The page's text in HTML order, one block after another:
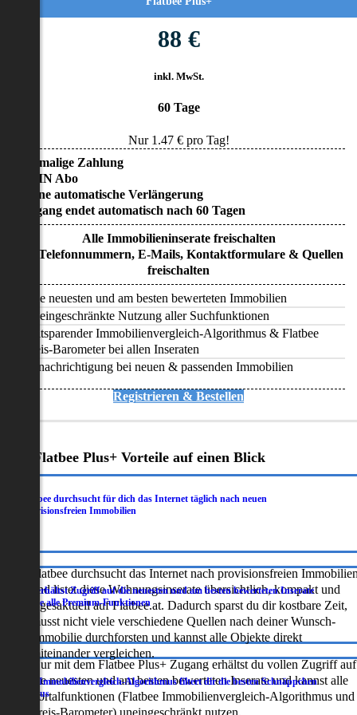
88 €
inkl. MwSt.
60 Tage
Nur 1.47€ pro Tag!
• Einmalige Zahlung
• KEIN Abo
• Keine automatische Verlängerung
• Zugang endet automatisch nach 60 Tagen
Alle Immobilieninserate freischalten
Alle Telefonnummern, E-Mails, Kontaktformulare & Quellen
freischalten
Alle neuesten und am besten bewerteten Immobilien
Uneingeschränkte Nutzung aller Suchfunktionen
Zeitsparender Immobilienvergleich-Algorithmus & Flatbee
Preis-Barometer bei allen Inseraten
Benachrichtigung bei neuen & passenden Immobilien
Registrieren & Bestellen
Flatbee Plus+ Vorteile auf einen Blick
Flatbee durchsucht für dich das Internet täglich nach neuen
provisionsfreien Immobilien
Flatbee durchsucht das Internet nach provisionsfreien
und listet diese Wohnungsinserate übersichtlich, kompakt und
tagesaktuell auf Flatbee.at. Dadurch sparst du dir kostbare Zeit,
musst nicht viele verschiedene Quellen nach deiner Wunsch-
Immobilie durchforsten und kannst alle Objekte direkt
miteinander vergleichen.
Du erhältst Zugriff auf die neuesten und am besten bewerteten Inserate
sowie alle Premium-Funktionen
Nur mit dem Flatbee Plus+ Zugang erhältst du vollen Zugriff auf
die neuesten und am besten bewerteten Inserate und kannst alle
Portalfunktionen (Flatbee Immobilienvergleich-Algorithmus und
Der Immobilienvergleich-Algorithmus filtert dir die besten Schnäppchen
heraus